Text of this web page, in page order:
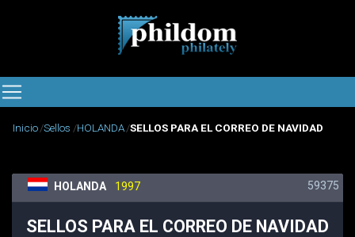
Inicio Sellos HOLANDA SELLOS PARA EL CORREO DE NAVIDAD
HOLANDA 1997 59375
SELLOS PARA EL CORREO DE NAVIDAD